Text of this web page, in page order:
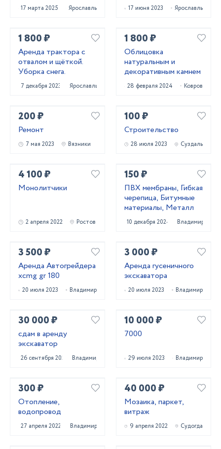
17 марта 2025 Ярославль 17 июня 2023 Ярославль
1 800 ₽
Аренда трактора с
отвалом и щёткой.
Уборка снега.
7 декабря 2023 Ярославль
1 800 ₽
Облицовка
натуральным и
декоративным камнем
28 февраля 2024 Ковров
200 ₽
Ремонт
7 мая 2023 Вязники
100 ₽
Строительство
28 июля 2023 Суздаль
4 100 ₽
Монолитчики
2 апреля 2022 Ростов
150 ₽
ПВХ мембраны, Гибкая
черепица, Битумные
материалы, Металл
10 декабря 2024 Владимир
3 500 ₽
Аренда Автогрейдера
xcmg gr 180
20 июля 2023 Владимир
3 000 ₽
Аренда гусеничного
экскаватора
20 июля 2023 Владимир
30 000 ₽
сдам в аренду
экскаватор
26 сентября 2023 Владимир
10 000 ₽
7000
29 июля 2023 Владимир
300 ₽
Отопление,
водопровод
27 апреля 2022 Владимир
40 000 ₽
Мозаика, паркет,
витраж
9 апреля 2022 Судогда